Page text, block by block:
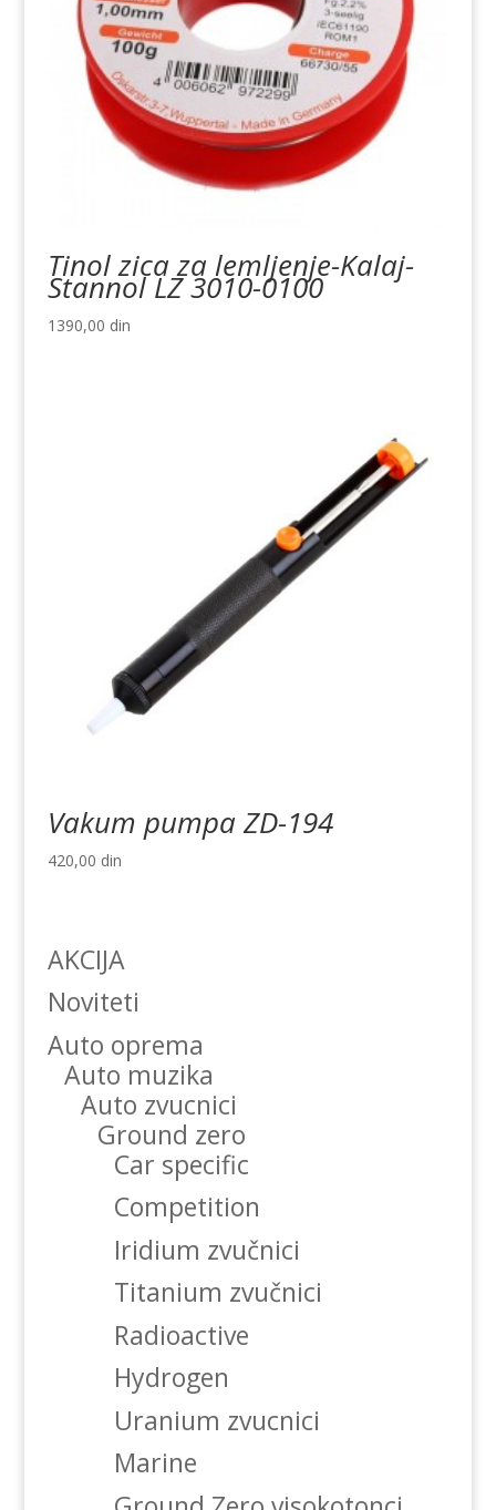
Tinol zica za lemljenje-Kalaj-
Stannol LZ 3010-0100
1390,00 din
Vakum pumpa ZD-194
420,00 din
AKCIJA
Noviteti
Auto oprema
Auto muzika
Auto zvucnici
Ground zero
Car specific
Competition
Iridium zvučnici
Titanium zvučnici
Radioactive
Hydrogen
Uranium zvucnici
Marine